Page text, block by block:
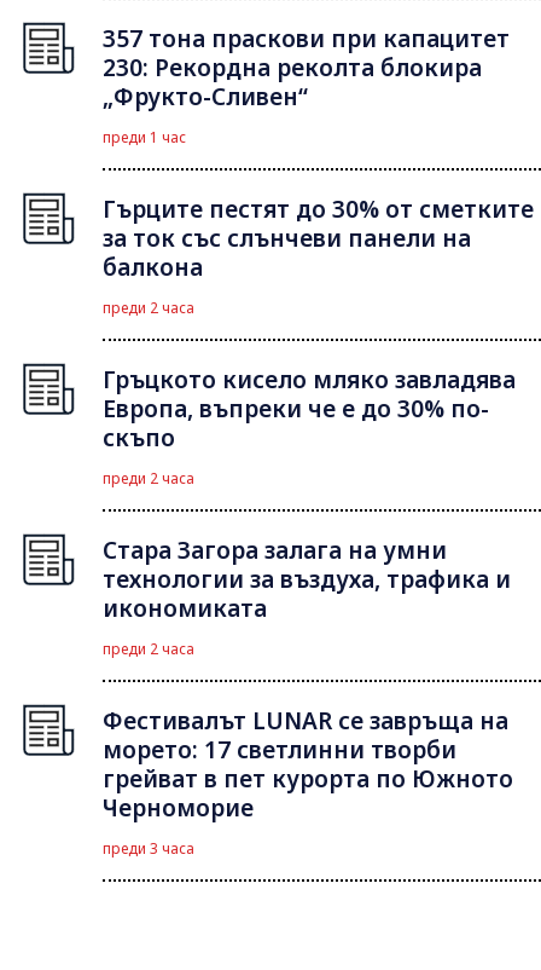
357 тона праскови при капацитет
230: Рекордна реколта блокира
„Фрукто-Сливен“
преди 1 час
Гърците пестят до 30% от сметките
за ток със слънчеви панели на
балкона
преди 2 часа
Гръцкото кисело мляко завладява
Европа, въпреки че е до 30% по-
скъпо
преди 2 часа
Стара Загора залага на умни
технологии за въздуха, трафика и
икономиката
преди 2 часа
Фестивалът LUNAR се завръща на
морето: 17 светлинни творби
грейват в пет курорта по Южното
Черноморие
преди 3 часа